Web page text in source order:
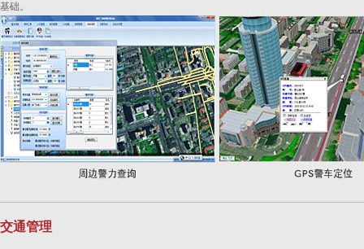
基础。
交通管理